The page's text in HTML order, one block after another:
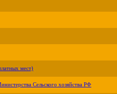
мест)
Сельского хозяйства РФ